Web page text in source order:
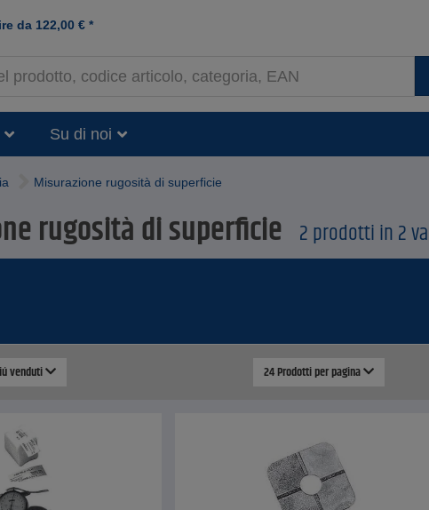
da 122,00 € *
Su di noi
Misurazione rugosità di superficie
rugosità di superficie 2 prodotti in 2
venduti 24 Prodotti per pagina